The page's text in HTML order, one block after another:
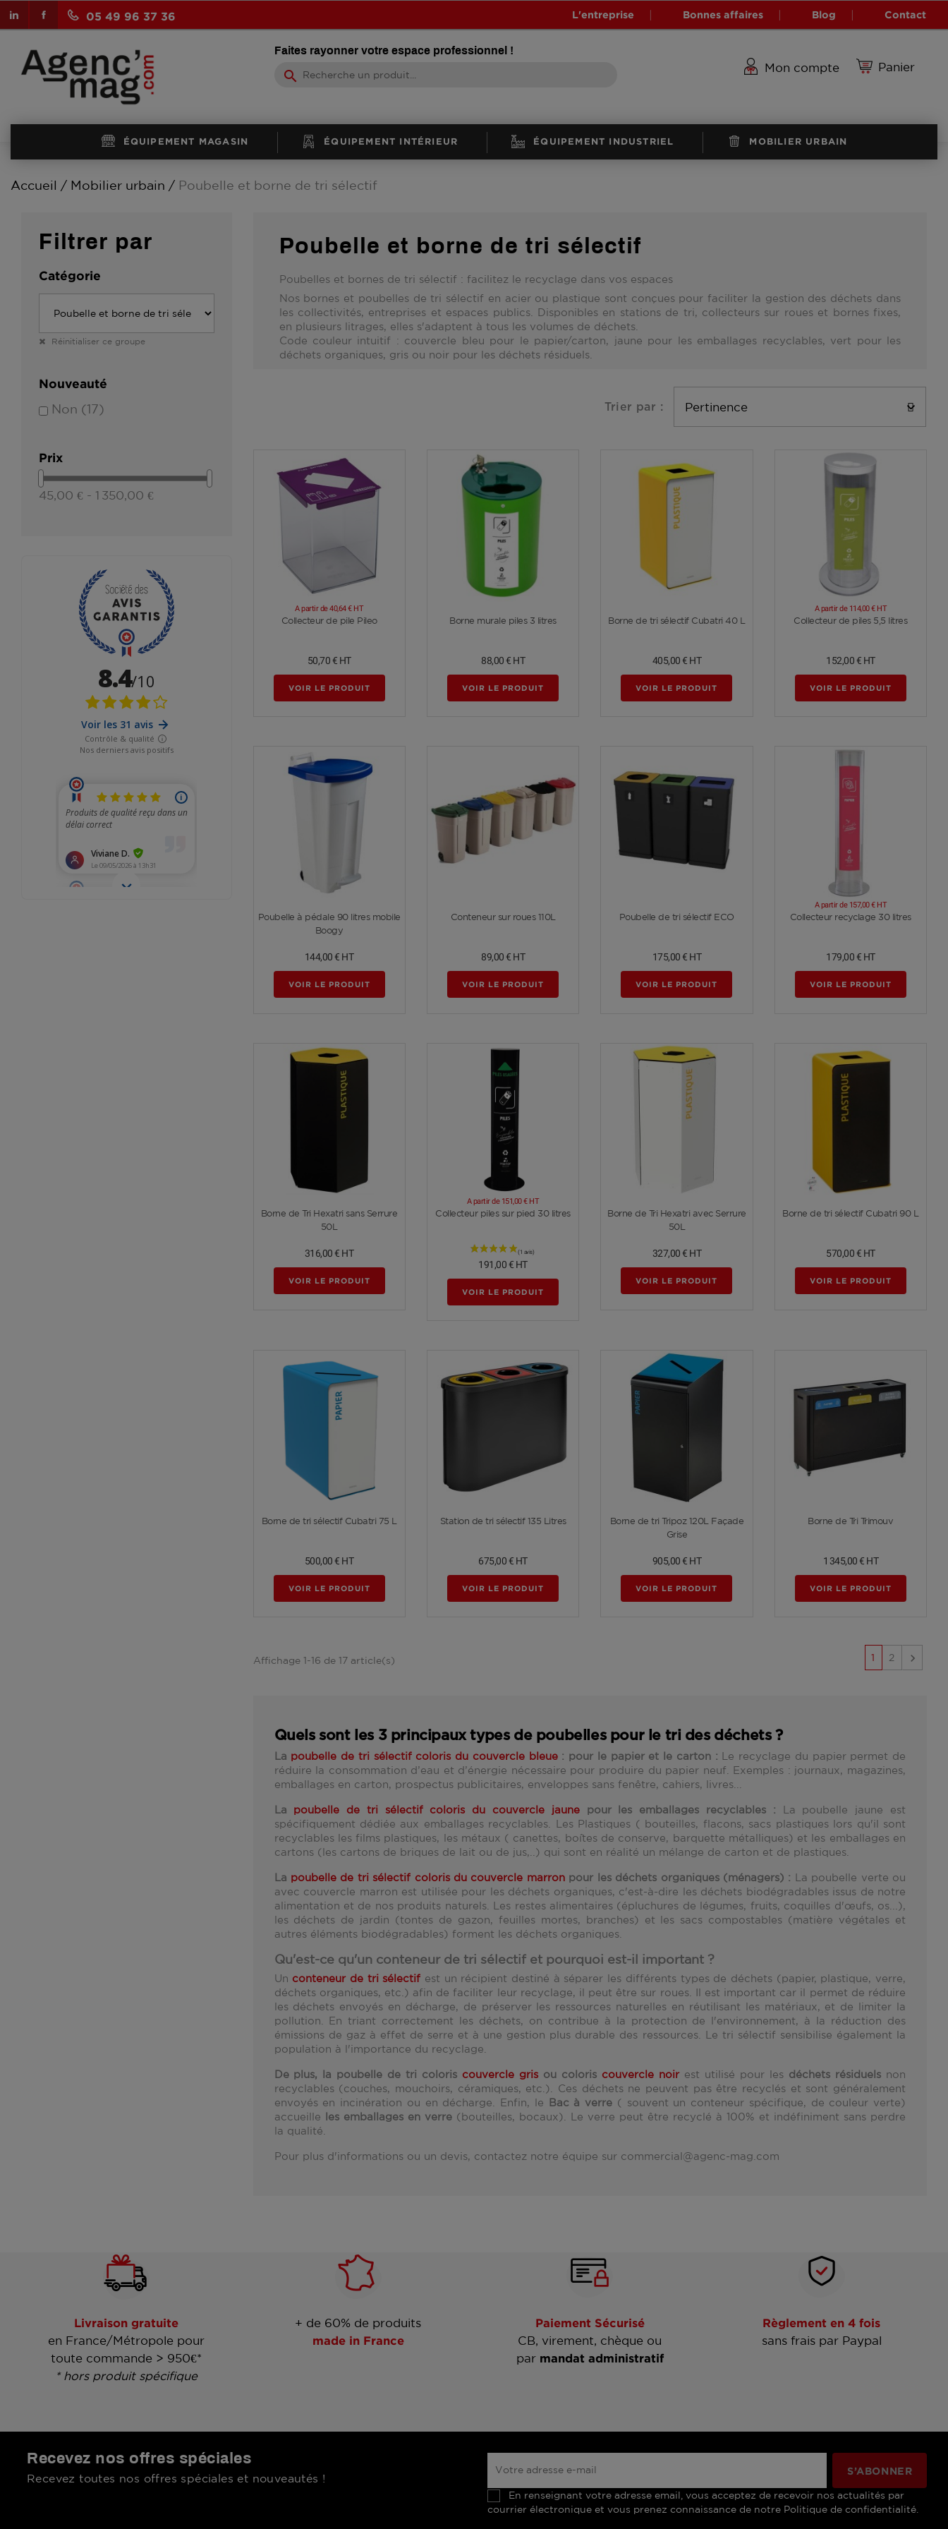
05 49 96 37 36
Facebook
LinkedIn
L'entreprise Bonnes affaires Blog Contact
Faites rayonner votre espace professionnel !
search
Panier
Mon compte
ÉQUIPEMENT MAGASIN ÉQUIPEMENT INTÉRIEUR ÉQUIPEMENT INDUSTRIEL MOBILIER URBAIN
Accueil Mobilier urbain Poubelle et borne de tri sélectif
Filtrer par
Catégorie
Réinitialiser ce groupe
Nouveauté
Non (17)
Prix
45,00 € - 1 350,00 €
Poubelle et borne de tri sélectif
Poubelles et bornes de tri sélectif : facilitez le recyclage dans vos espaces
Nos bornes et poubelles de tri sélectif en acier ou plastique sont conçues pour faciliter la gestion des déchets dans
les collectivités, entreprises et espaces publics. Disponibles en stations de tri, collecteurs sur roueset bornes fixes,
en plusieurs litrages, elles s'adaptent à tous les volumes de déchets.
Code couleur intuitif : couvercle bleu pour le papier/carton, jaune pour les emballages recyclables, vert pour les
déchets organiques, gris ou noirpour les déchets résiduels.
Trier par : Pertinence 
Voir plus
Collecteur de pile Pileo
A partir de40,64 € HT
50,70 € HT
VOIR LE PRODUIT
Voir plus
Borne murale piles 3 litres
88,00 € HT
VOIR LE PRODUIT
Voir plus
Borne de tri sélectif Cubatri 40 L
405,00 € HT
VOIR LE PRODUIT
Voir plus
Collecteur de piles 5,5 litres
A partir de 114,00 € HT
152,00 € HT
VOIR LE PRODUIT
Voir plus
Poubelle à pédale 90 litres mobile
Boogy
144,00 € HT
VOIR LE PRODUIT
Conteneur sur roues 110L
89,00 € HT
VOIR LE PRODUIT
Voir plus
Poubelle de tri sélectif ECO
175,00 € HT
VOIR LE PRODUIT
Voir plus
Collecteur recyclage 30 litres
A partir de 157,00 € HT
179,00 € HT
VOIR LE PRODUIT
Voir plus
Borne de Tri Hexatri sans Serrure
50L
316,00 € HT
VOIR LE PRODUIT
Voir plus
Collecteur piles sur pied 30 litres
A partir de 151,00 € HT
191,00 € HT
VOIR LE PRODUIT
Voir plus
Borne de Tri Hexatri avec Serrure
50L
327,00 € HT
VOIR LE PRODUIT
Voir plus
Borne de tri sélectif Cubatri 90 L
570,00 € HT
VOIR LE PRODUIT
Voir plus
Borne de tri sélectif Cubatri 75 L
500,00 € HT
VOIR LE PRODUIT
Voir plus
Station de tri sélectif 135 Litres
675,00 € HT
VOIR LE PRODUIT
Voir plus
Borne de tri Tripoz 120L Façade
Grise
905,00 € HT
VOIR LE PRODUIT
Voir plus
Borne de Tri Trimouv
1 345,00 € HT
VOIR LE PRODUIT
Affichage 1-16 de 17 article(s) 1 2 
Quels sont les 3 principaux types de poubelles pour le tri des déchets ?
La poubelle de tri sélectif coloris du couvercle bleue: pour le papier et le carton : Le recyclage du papier permet de
réduire la consommation d’eau et d’énergie nécessaire pour produire du papier neuf. Exemples : journaux, magazines,
emballages en carton, prospectus publicitaires, enveloppes sans fenêtre, cahiers, livres...
La poubelle de tri sélectif coloris du couvercle jaunepour les emballages recyclables :
La poubelle jaune est
spécifiquement dédiée aux emballages recyclables. Les Plastiques ( bouteilles, flacons, sacs plastiques lors qu'il sont
recyclables les films plastiques, les métaux ( canettes, boîtes de conserve, barquette métalliques) et les emballages en
cartons (les cartons de briques de lait ou de jus,..) qui sont en réalité un mélange de carton et de plastiques.
La poubelle de tri sélectif coloris du couvercle marronpour les déchets organiques (ménagers) : La poubelle verte ou
avec couvercle marron est utilisée pour les déchets organiques, c'est-à-dire les déchets biodégradables issus de notre
alimentation et de nos produits naturels. Les restes alimentaires (épluchures de légumes, fruits, coquilles d'œufs, os...),
les déchets de jardin (tontes de gazon, feuilles mortes, branches) et les sacs compostables (matière végétales et
autres éléments biodégradables) forment les déchets organiques.
Qu'est-ce qu'un conteneur de tri sélectif et pourquoi est-il important ?
Un conteneur de tri sélectif est un récipient destiné à séparer les différents types de déchets (papier, plastique, verre,
déchets organiques, etc.) afin de faciliter leur recyclage, il peut être sur roues. Il est important car il permet de réduire
les déchets envoyés en décharge, de préserver les ressources naturelles en réutilisant les matériaux, et de limiter la
pollution. En triant correctement les déchets, on contribue à la protection de l'environnement, à la réduction des
émissions de gaz à effet de serre et à une gestion plus durable des ressources. Le tri sélectif sensibilise également la
population à l'importance du recyclage.
De plus, la poubelle de tri coloris couvercle gris ou coloris couvercle noirest utilisé pour les déchets résiduels non
recyclables (couches, mouchoirs, céramiques, etc.). Ces déchets ne peuvent pas être recyclés et sont généralement
envoyés en incinération ou en décharge. Enfin, le
Bac à verre ( souvent un conteneur spécifique, de couleur verte)
accueille
les emballages en verre(bouteilles, bocaux). Le verre peut être recyclé à 100% et indéfiniment sans perdre
la qualité.
Pour plus d'informations ou un devis, contactez notre équipe sur commercial@agenc-mag.com
Livraison gratuite
en France/Métropole pour
toute commande > 950€*
* hors produit spécifique
+ de 60% de produits
made in France
Paiement Sécurisé
CB, virement, chèque ou
par mandat administratif
Règlement en 4 fois
sans frais par Paypal
Recevez nos offres spéciales
Recevez toutes nos offres spéciales et nouveautés !
En renseignant votre adresse email, vous acceptez de recevoir nos actualités par
courrier électronique et vous prenez connaissance de notre Politique de confidentialité.